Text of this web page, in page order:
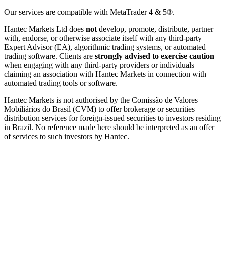
Our services are compatible with MetaTrader 4 & 5®.
Hantec Markets Ltd does not develop, promote, distribute, partner
with, endorse, or otherwise associate itself with any third-party
Expert Advisor (EA), algorithmic trading systems, or automated
trading software. Clients are strongly advised to exercise caution
when engaging with any third-party providers or individuals
claiming an association with Hantec Markets in connection with
automated trading tools or software.
Hantec Markets is not authorised by the Comissão de Valores
Mobiliários do Brasil (CVM) to offer brokerage or securities
distribution services for foreign-issued securities to investors residing
in Brazil. No reference made here should be interpreted as an offer
of services to such investors by Hantec.